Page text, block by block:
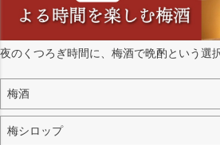
夜のくつろぎ時間に、梅酒で晩酌という選
梅酒
梅シロップ